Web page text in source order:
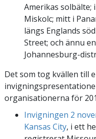
Amerikas solbälte;
Miskolc; mitt i
längs Englands
Street; och ännu
Johannesburg-
Det som tog kvällen till
organisationerna för
Invigningen 2
Kansas City, i ett